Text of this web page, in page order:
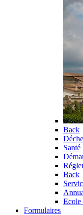
Back
Santé
Back
Ecole
Formulaires